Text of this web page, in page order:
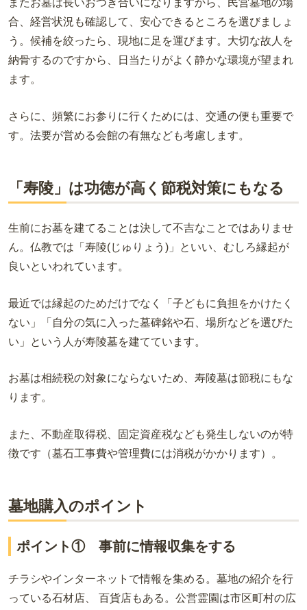
またお墓は長いおつき合いになりますから、民営墓地の場
合、経営状況も確認して、安心できるところを選びましょ
う。候補を絞ったら、現地に足を運びます。大切な故人を
納骨するのですから、日当たりがよく静かな環境が望まれ
ます。
さらに、頻繁にお参りに行くためには、交通の便も重要で
す。法要が営める会館の有無なども考慮します。
「寿陵」は功徳が高く節税対策にもなる
生前にお墓を建てることは決して不吉なことではありませ
ん。仏教では「寿陵(じゅりょう)」といい、むしろ縁起が
良いといわれています。
最近では縁起のためだけでなく「子どもに負担をかけたく
ない」「自分の気に入った墓碑銘や石、場所などを選びた
い」という人が寿陵墓を建てています。
お墓は相続税の対象にならないため、寿陵墓は節税にもな
ります。
また、不動産取得税、固定資産税なども発生しないのが特
徴です（墓石工事費や管理費には消税がかかります）。
墓地購入のポイント
ポイント① 事前に情報収集をする
チラシやインターネットで情報を集める。墓地の紹介を行
っている石材店、 百貨店もある。公営霊園は市区町村の広